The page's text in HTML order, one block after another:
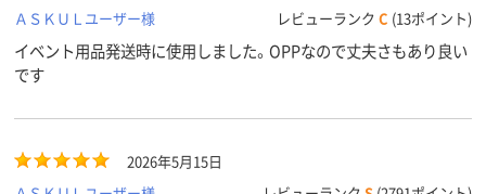
ＡＳＫＵＬユーザー様
レビューランク C (13ポイント)
イベント用品発送時に使用しました。OPPなので丈夫さもあり良い
です
2026年5月15日